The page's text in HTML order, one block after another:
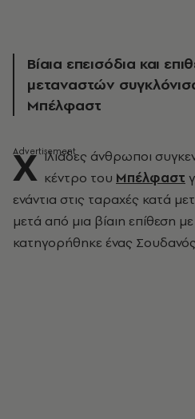
Βίαια επεισόδια και
μεταναστών
Μπέλφαστ
Χ ιλιάδες άνθρωποι
κέντρο του Μπέλφαστ
ενάντια στις ταραχές κατά
μετά από μια βίαιη επίθεση
κατηγορήθηκε ένας